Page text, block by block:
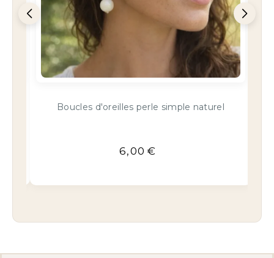
Bracelet manchette ivoire végétal
naturel avec nervure
16,00€